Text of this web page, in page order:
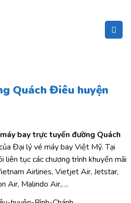
Quách Điêu huyện
bay trực tuyến đường Quách
Đại lý vé máy bay Việt Mỹ. Tại
liên tục các chương trình khuyến mãi
Airlines, Vietjet Air, Jetstar,
Air, Malindo Air,….